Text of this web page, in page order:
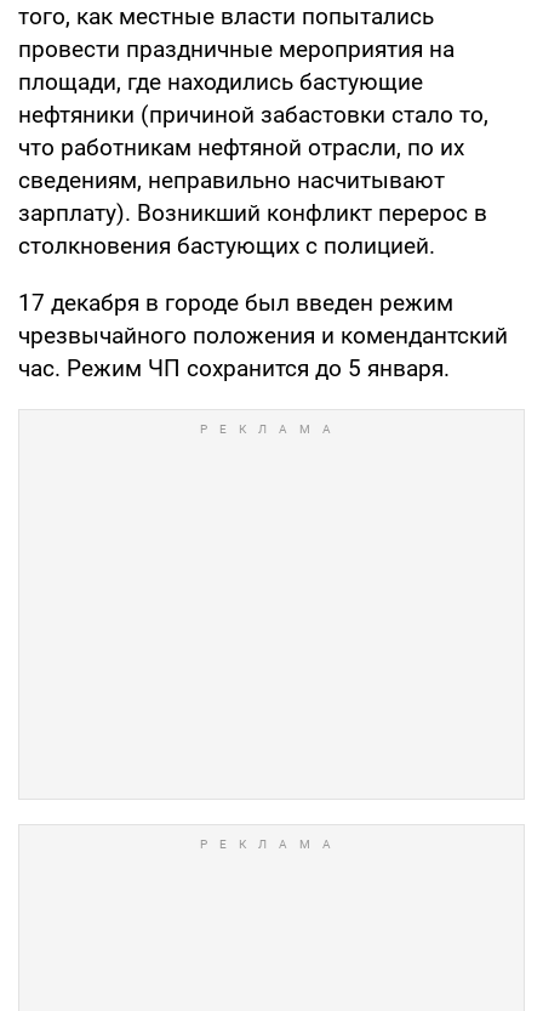
того, как местные власти попытались
провести праздничные мероприятия на
площади, где находились бастующие
нефтяники (причиной забастовки стало то,
что работникам нефтяной отрасли, по их
сведениям, неправильно насчитывают
зарплату). Возникший конфликт перерос в
столкновения бастующих с полицией.
17 декабря в городе был введен режим
чрезвычайного положения и комендантский
час. Режим ЧП сохранится до 5 января.